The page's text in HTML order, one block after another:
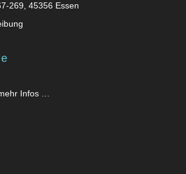
269, 45356 Essen
Infos …